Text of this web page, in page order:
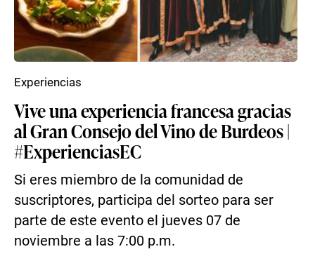
Vive una experiencia francesa gracias
al Gran Consejo del Vino de Burdeos |
#ExperienciasEC
Si eres miembro de la comunidad de
suscriptores, participa del sorteo para ser
parte de este evento el jueves 07 de
noviembre a las 7:00 p.m.
Experiencias